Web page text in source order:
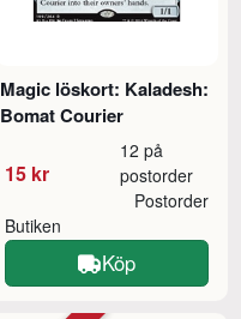
Magic löskort: Kaladesh:
Bomat Courier
15 kr
12 på
postorder
Butiken
Postorder
Köp